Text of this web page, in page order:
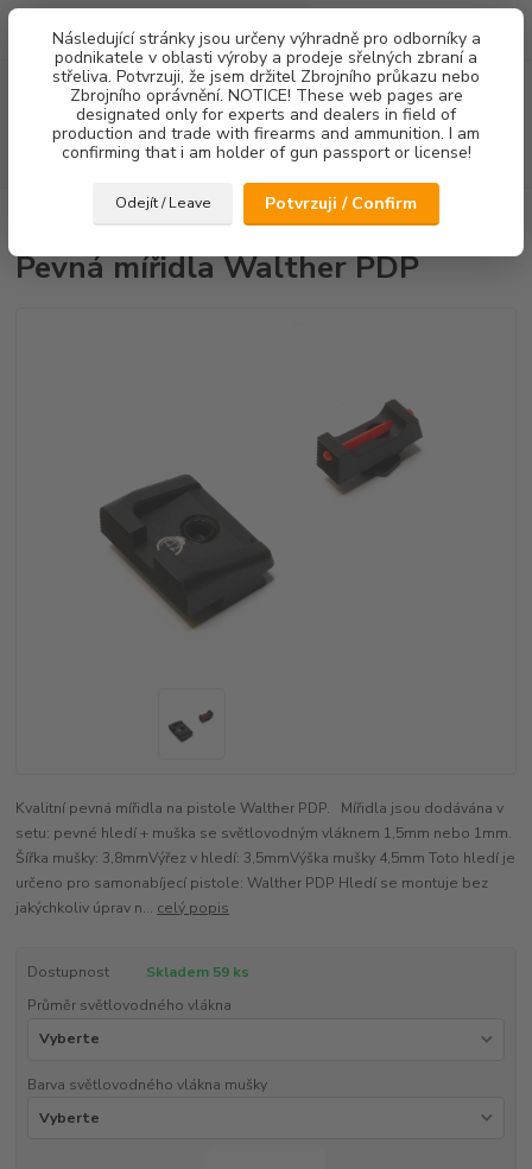
Následující stránky jsou určeny výhradně pro odborníky a
podnikatele v oblasti výroby a prodeje sřelných zbraní a
střeliva. Potvrzuji, že jsem držitel Zbrojního průkazu nebo
Zbrojního oprávnění. NOTICE! These web pages are
designated only for experts and dealers in field of
production and trade with firearms and ammunition. I am
confirming that i am holder of gun passport or license!
Odejít / Leave Potvrzuji / Confirm
Menu
Hledat
za0,00 Kč
Pevná mířidla Walther PDP
Pevná mířidla Walther PDP
Kvalitní pevná mířidla na pistole Walther PDP. Mířidla jsou dodávána v
setu: pevné hledí + muška se světlovodným vláknem 1,5mm nebo 1mm.
Šířka mušky: 3,8mmVýřez v hledí: 3,5mmVýška mušky 4,5mm Toto hledí je
určeno pro samonabíjecí pistole: Walther PDP Hledí se montuje bez
jakýchkoliv úprav n... celý popis
Dostupnost
Skladem 59 ks
Průměr světlovodného vlákna
Barva světlovodného vlákna mušky